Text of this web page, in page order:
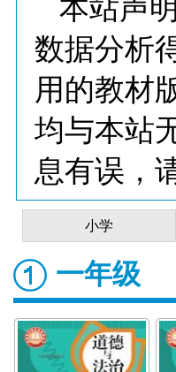
本站声明
数据分析
用的教材
均与本站
息有误，
小学
一年级